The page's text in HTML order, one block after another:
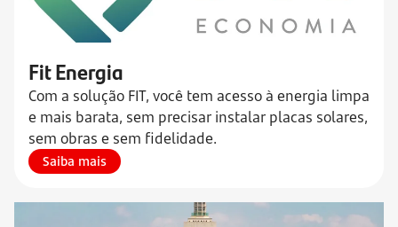
Fit Energia
Com a solução FIT, você tem acesso à energia limpa
e mais barata, sem precisar instalar placas solares,
sem obras e sem fidelidade.
Saiba mais